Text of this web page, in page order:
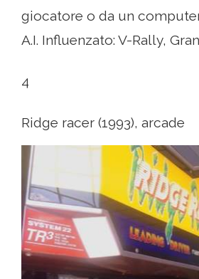
giocatore o da un
A.I. Influenzato: V-Rally,
4
Ridge racer (1993), arcade